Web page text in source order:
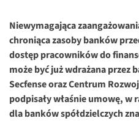
Niewymagająca
chroniąca zasoby banków
dostęp pracowników do
może być już wdrażana przez
Secfense oraz Centrum
podpisały właśnie umowę, w
dla banków spółdzielczych